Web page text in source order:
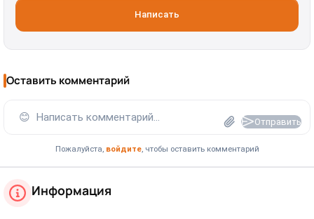
Написать
Оставить комментарий
😊 Написать комментарий... Отправить
Пожалуйста, войдите, чтобы оставить комментарий
Информация